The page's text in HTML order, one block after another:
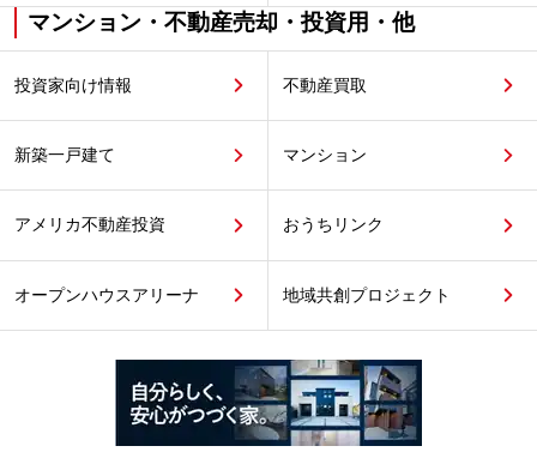
マンション・不動産売却・投資用・他
投資家向け情報 不動産買取
新築一戸建て マンション
アメリカ不動産投資 おうちリンク
オープンハウスアリーナ 地域共創プロジェクト